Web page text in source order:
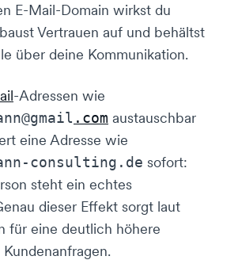
E-Mail-Domain wirkst du
Vertrauen auf und behältst
über deine Kommunikation.
-Adressen wie
.com austauschbar
eine Adresse wie
consulting.de sofort:
steht ein echtes
dieser Effekt sorgt laut
für eine deutlich höhere